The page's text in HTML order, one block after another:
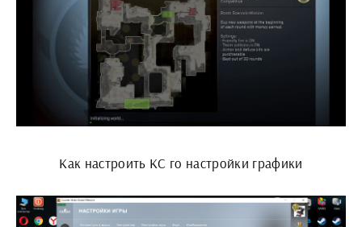
Как настроить КС го настройки графики